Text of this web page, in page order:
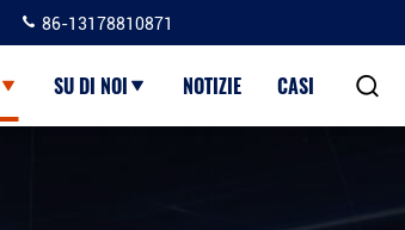
86-13178810871
SU DI NOI NOTIZIE CASI